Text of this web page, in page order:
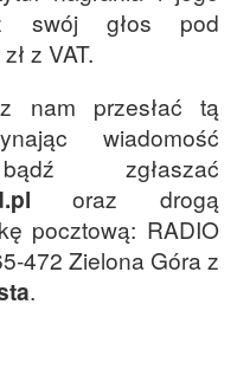
swój głos pod
z VAT.
nam przesłać tą
wiadomość
zgłaszać
oraz drogą
pocztową: RADIO
472 Zielona Góra z
.